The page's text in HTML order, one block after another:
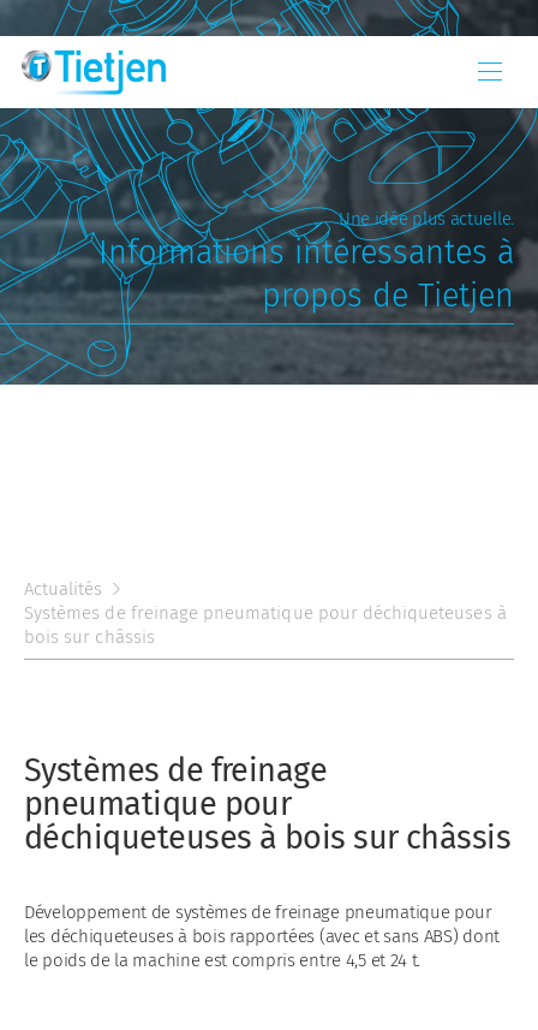
Une idée plus actuelle.
Informations intéressantes à
propos de Tietjen
Actualités
Systèmes de freinage pneumatique pour déchiqueteuses à
bois sur châssis
Systèmes de freinage
pneumatique pour
déchiqueteuses à bois sur châssis
Développement de systèmes de freinage pneumatique pour
les déchiqueteuses à bois rapportées (avec et sans ABS) dont
le poids de la machine est compris entre 4,5 et 24 t.